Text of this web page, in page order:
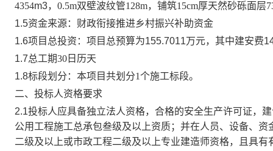
4354m3， 0.5m双壁波纹管128m，铺筑15cm厚天然砂砾面层
1.5资金来源：财政衔接推进乡村振兴补助资金
1.6项目总投资： 项目总预算为155.7011万元，其中建安费
1.7总工期30 日历天
1.8标段划分：本项目共划分1个施工标段。
二、投标人资格要求
2.1投标人应具备独立法人资格，合格的安全生产许可证，
公用 工程施工总承包叁级及以上资质；并在人员、设备、
二级及以上或市政工程二级及以上专业建造师资格，且具